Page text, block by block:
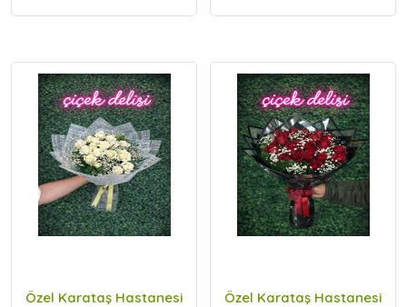
Özel Karataş Hastanesi
Özel Karataş Hastanesi